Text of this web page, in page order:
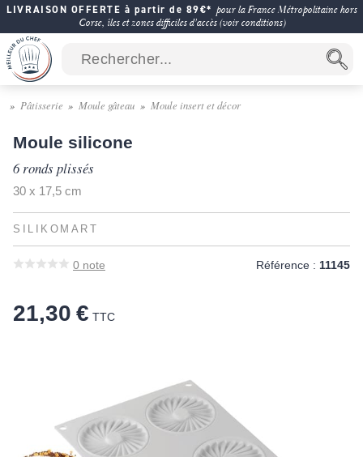
LIVRAISON OFFERTE à partir de 89€* pour la France Métropolitaine hors
Corse, îles et zones difficiles d'accès (voir conditions)
Pâtisserie Moule gâteau Moule insert et décor
Moule silicone
6 ronds plissés
30 x 17,5 cm
SILIKOMART
0 note Référence : 11145
21,30 € TTC